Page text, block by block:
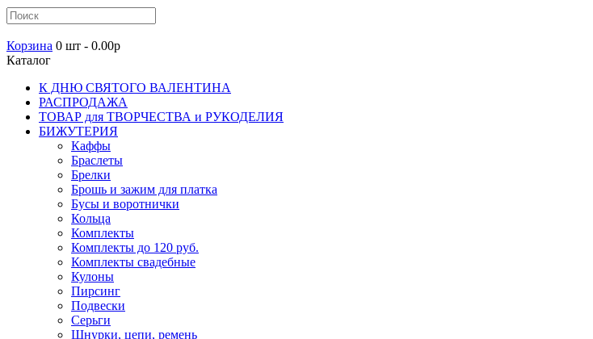
Корзина 0 шт - 0.00р
Каталог
К ДНЮ СВЯТОГО ВАЛЕНТИНА
РАСПРОДАЖА
ТОВАР для ТВОРЧЕСТВА и РУКОДЕЛИЯ
БИЖУТЕРИЯ
Каффы
Браслеты
Брелки
Брошь и зажим для платка
Бусы и воротнички
Кольца
Комплекты
Комплекты до 120 руб.
Комплекты свадебные
Кулоны
Пирсинг
Подвески
Серьги
Шнурки, цепи, ремень